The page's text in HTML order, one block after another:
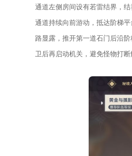
通道左侧房间设有若雷结界，
通道持续向前游动，抵达阶梯
路显露，推开第一道石门后沿
卫后再启动机关，避免怪物打断